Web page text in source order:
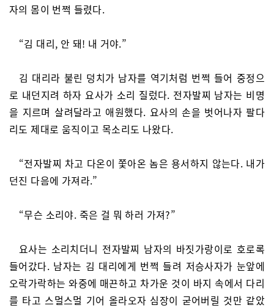
자의 몸이 번쩍 들렸다.
“김 대리, 안 돼! 내 거야.”
김 대리라 불린 덩치가 남자를 역기처럼 번쩍 들어 중정으
로 내던지려 하자 요사가 소리 질렀다. 전자발찌 남자는 비명
을 지르며 살려달라고 애원했다. 요사의 손을 벗어나자 팔다
리도 제대로 움직이고 목소리도 나왔다.
“전자발찌 차고 다온이 쫓아온 놈은 용서하지 않는다. 내가
던진 다음에 가져라.”
“무슨 소리야. 죽은 걸 뭐 하러 가져?”
요사는 소리치더니 전자발찌 남자의 바짓가랑이로 호로록
들어갔다. 남자는 김 대리에게 번쩍 들려 저승사자가 눈앞에
오락가락하는 와중에 매끈하고 차가운 것이 바지 속에서 다리
를 타고 스멀스멀 기어 올라오자 심장이 굳어버릴 것만 같았